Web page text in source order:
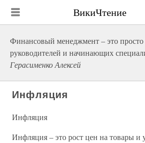
ВикиЧтение
Финансовый менеджмент – это
руководителей и начинающих
Герасименко Алексей
Инфляция
Инфляция
Инфляция – это рост цен на товары и